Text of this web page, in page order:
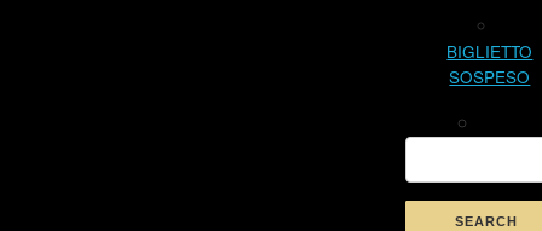
BIGLIETTO
SOSPESO